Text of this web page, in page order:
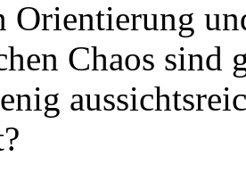
Orientierung
Chaos sind